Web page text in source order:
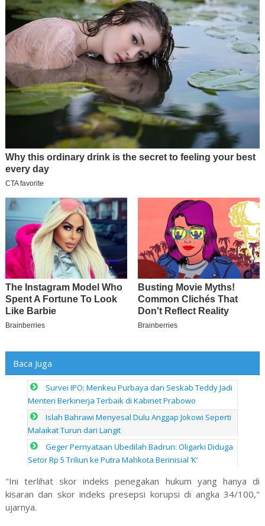
Baca Juga
Survei IPO: Menkeu Purbaya dan Seskab Teddy Jadi
Menteri Berkinerja Terbaik di Kabinet Prabowo
Islah Bahrawi Menyesal Dulu Anggap Jokowi Seperti
Malaikat Turun dari Langit
Geger Pernyataan Ubedilah Badrun: Oligarki Diduga
Setor Rp 5 Triliun ke Putra Mahkota Berinisial ‘K’
"Ini terlihat skor indeks penegakan hukum yang hanya di
kisaran dan skor indeks presepsi korupsi di angka 34/100,"
ujarnya.